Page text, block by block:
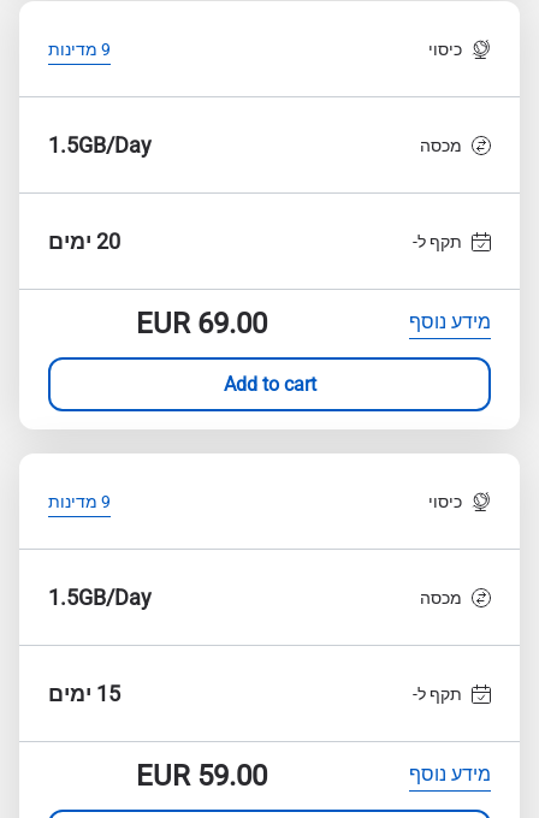
כיסוי 9 מדינות
מכסה 1.5GB/Day
תקף ל- 20 ימים
מידע נוסף EUR69.00
Add to cart
כיסוי 9 מדינות
מכסה 1.5GB/Day
תקף ל- 15 ימים
מידע נוסף EUR59.00